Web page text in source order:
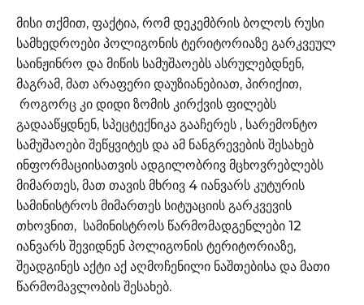
მისი თქმით, ფაქტია, რომ დეკემბრის ბოლოს რუსი
სამხედროები პოლიგონის ტერიტორიაზე გარკვეულ
საინჟინრო და მიწის სამუშაოებს ასრულებდნენ,
მაგრამ, მათ არაფერი დაუზიანებიათ, პირიქით,
როგორც კი დიდი ზომის კირქვის ფილებს
გადააწყდნენ, სპეცტექნიკა გააჩერეს , სარემონტო
სამუშაოები შეწყვიტეს და ამ ნანგრევების შესახებ
ინფორმაციისათვის ადგილობრივ მცხოვრებლებს
მიმართეს, მათ თავის მხრივ 4 იანვარს კუტურის
სამინისტროს მიმართეს სიტუაციის გარკვევის
თხოვნით, სამინისტროს წარმომადგენლები 12
იანვარს შევიდნენ პოლიგონის ტერიტორიაზე,
შეადგინეს აქტი აქ აღმოჩენილი ნაშთებისა და მათი
წარმომავლობის შესახებ.